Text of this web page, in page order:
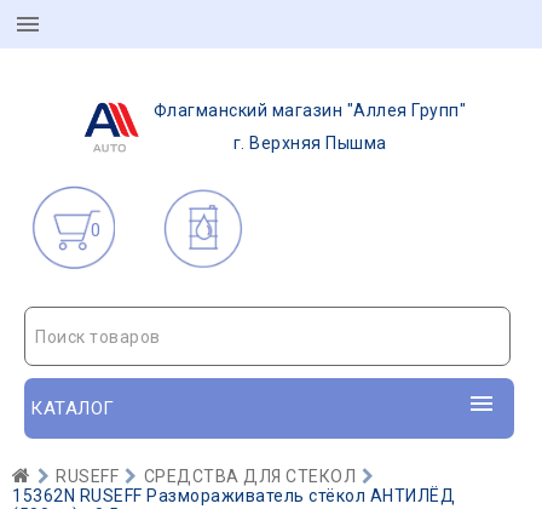
Флагманский магазин "Аллея Групп"
г. Верхняя Пышма
0
Поиск товаров
КАТАЛОГ
RUSEFF
СРЕДСТВА ДЛЯ СТЕКОЛ
15362N RUSEFF Размораживатель стёкол АНТИЛЁД